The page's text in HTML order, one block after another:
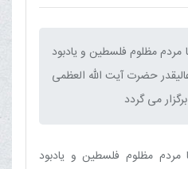
مظلوم فلسطین و یادبود
حضرت آیت الله العظمی
می گردد‌
مظلوم فلسطین و یادبود